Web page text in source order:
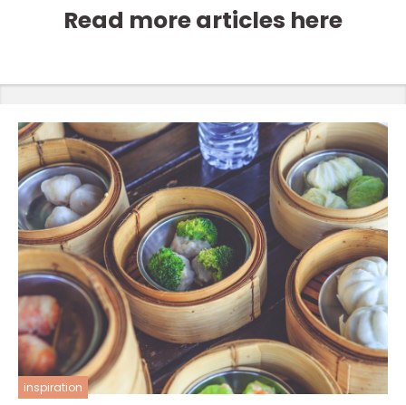
Read more articles here
inspiration